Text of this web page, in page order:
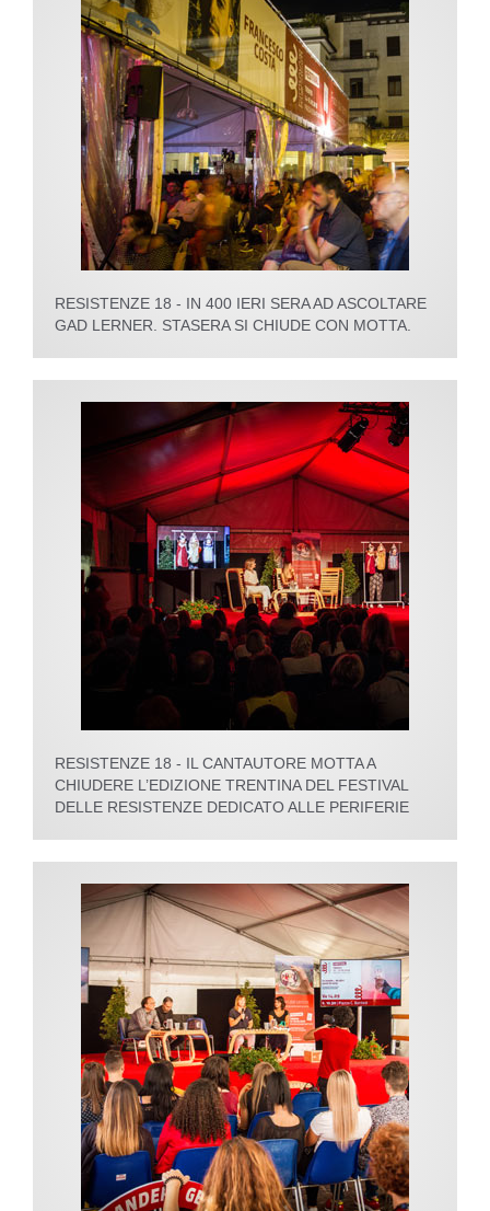
RESISTENZE 18 - IN 400 IERI SERA AD ASCOLTARE
GAD LERNER. STASERA SI CHIUDE CON MOTTA.
RESISTENZE 18 - IL CANTAUTORE MOTTA A
CHIUDERE L’EDIZIONE TRENTINA DEL FESTIVAL
DELLE RESISTENZE DEDICATO ALLE PERIFERIE